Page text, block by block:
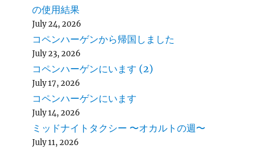
の使用結果
July 24, 2026
コペンハーゲンから帰国しました
July 23, 2026
コペンハーゲンにいます (2)
July 17, 2026
コペンハーゲンにいます
July 14, 2026
ミッドナイトタクシー 〜オカルトの週〜
July 11, 2026